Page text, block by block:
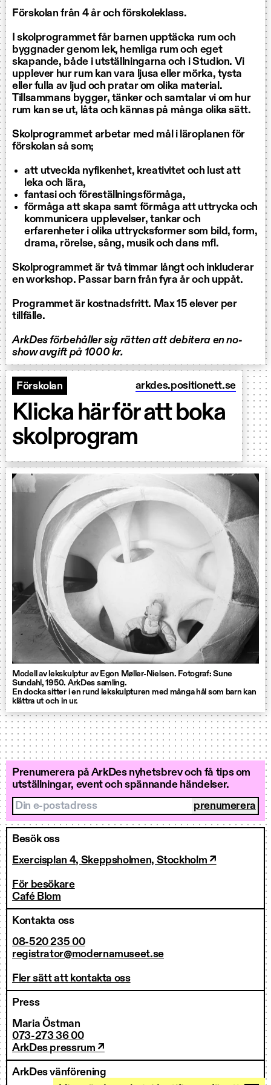
Förskolan från 4 år och förskoleklass.
I skolprogrammet får barnen upptäcka rum och
byggnader genom lek, hemliga rum och eget
skapande, både i utställningarna och i Studion. Vi
upplever hur rum kan vara ljusa eller mörka, tysta
eller fulla av ljud och pratar om olika material.
Tillsammans bygger, tänker och samtalar vi om hur
rum kan se ut, låta och kännas på många olika sätt.
Skolprogrammet arbetar med mål i läroplanen för
förskolan så som;
att utveckla nyfikenhet, kreativitet och lust att
leka och lära,
fantasi och föreställningsförmåga,
förmåga att skapa samt förmåga att uttrycka och
kommunicera upplevelser, tankar och
erfarenheter i olika uttrycksformer som bild, form,
drama, rörelse, sång, musik och dans mfl.
Skolprogrammet är två timmar långt och inkluderar
en workshop. Passar barn från fyra år och uppåt.
Programmet är kostnadsfritt. Max 15 elever per
tillfälle.
ArkDes förbehåller sig rätten att debitera en no-
show avgift på 1000 kr.
Förskolan arkdes.positionett.se
Klicka här för att boka
skolprogram
Modell av lekskulptur av Egon Møller-Nielsen. Fotograf: Sune
Sundahl, 1950. ArkDes samling.
En docka sitter i en rund lekskulpturen med många hål som barn kan
klättra ut och in ur.
Prenumerera på ArkDes nyhetsbrev och få tips om
utställningar, event och spännande händelser.
Din e-postadress
Besök oss
Exercisplan 4, Skeppsholmen, Stockholm ↗
För besökare
Café Blom
Kontakta oss
08-520 235 00
registrator@modernamuseet.se
Fler sätt att kontakta oss
Press
Maria Östman
073-273 36 00
ArkDes pressrum ↗
ArkDes vänförening